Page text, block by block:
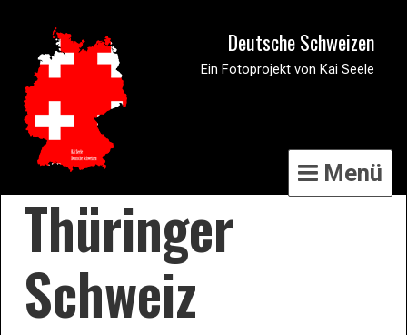
Deutsche Schweizen
Ein Fotoprojekt von Kai Seele
Menü
Thüringer
Schweiz